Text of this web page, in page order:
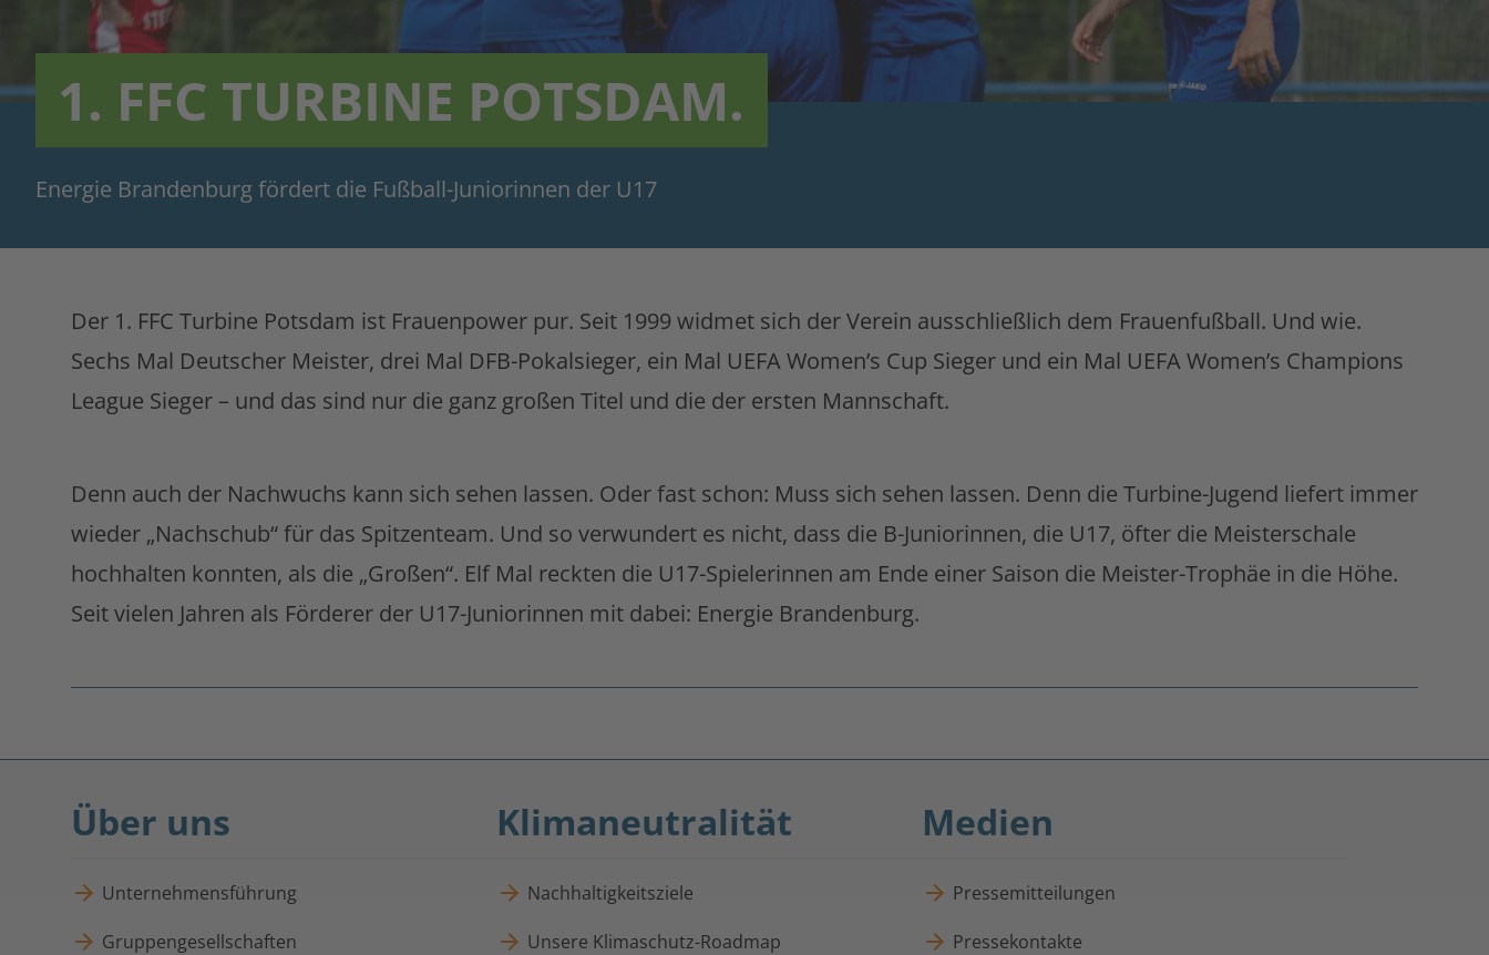
1. FFC TURBINE POTSDAM.
Energie Brandenburg fördert die Fußball-Juniorinnen der U17
Der 1. FFC Turbine Potsdam ist Frauenpower pur. Seit 1999 widmet sich der Verein ausschließlich dem Frauenfußball. Und wie.
Sechs Mal Deutscher Meister, drei Mal DFB-Pokalsieger, ein Mal UEFA Women’s Cup Sieger und ein Mal UEFA Women’s Champions
League Sieger – und das sind nur die ganz großen Titel und die der ersten Mannschaft.
Denn auch der Nachwuchs kann sich sehen lassen. Oder fast schon: Muss sich sehen lassen. Denn die Turbine-Jugend liefert immer
wieder „Nachschub“ für das Spitzenteam. Und so verwundert es nicht, dass die B-Juniorinnen, die U17, öfter die Meisterschale
hochhalten konnten, als die „Großen“. Elf Mal reckten die U17-Spielerinnen am Ende einer Saison die Meister-Trophäe in die Höhe.
Seit vielen Jahren als Förderer der U17-Juniorinnen mit dabei: Energie Brandenburg.
Über uns
Unternehmensführung
Gruppengesellschaften
Klimaneutralität
Nachhaltigkeitsziele
Unsere Klimaschutz-Roadmap
Medien
Pressemitteilungen
Pressekontakte